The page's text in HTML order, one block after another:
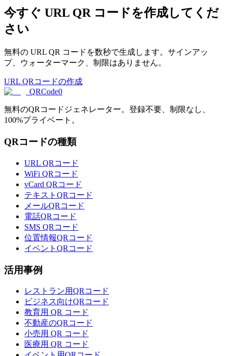
今すぐ URL QR コードを作成してくだ
さい
無料の URL QR コードを数秒で生成します。サインアッ
プ、ウォーターマーク、制限はありません。
URL QRコードの作成
QRCode0
無料のQRコードジェネレーター。登録不要、制限なし、
100%プライベート。
QRコードの種類
URL QRコード
WiFi QRコード
vCard QRコード
テキストQRコード
メールQRコード
電話QRコード
SMS QRコード
位置情報QRコード
イベントQRコード
活用事例
レストラン用QRコード
ビジネス向けQRコード
教育用 QR コード
不動産のQRコード
小売用 QR コード
医療用 QR コード